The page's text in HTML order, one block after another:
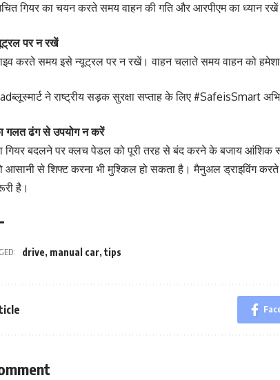
गियर का चयन करते समय वाहन की गति और आरपीएम का ध्यान
पर न रखें
करते समय इसे न्यूट्रल पर न रखें। वाहन चलाते समय वाहन को हमेशा
ब्लूस्मार्ट ने राष्ट्रीय सड़क सुरक्षा सप्ताह के लिए #SafeisSmart
गलत ढंग से उपयोग न करें
गियर बदलने पर क्लच पेडल को पूरी तरह से बंद करने के बजाय
आसानी से शिफ्ट करना भी मुश्किल हो सकता है। मैनुअल ड्राइविंग
है।
drive, manual car, tips